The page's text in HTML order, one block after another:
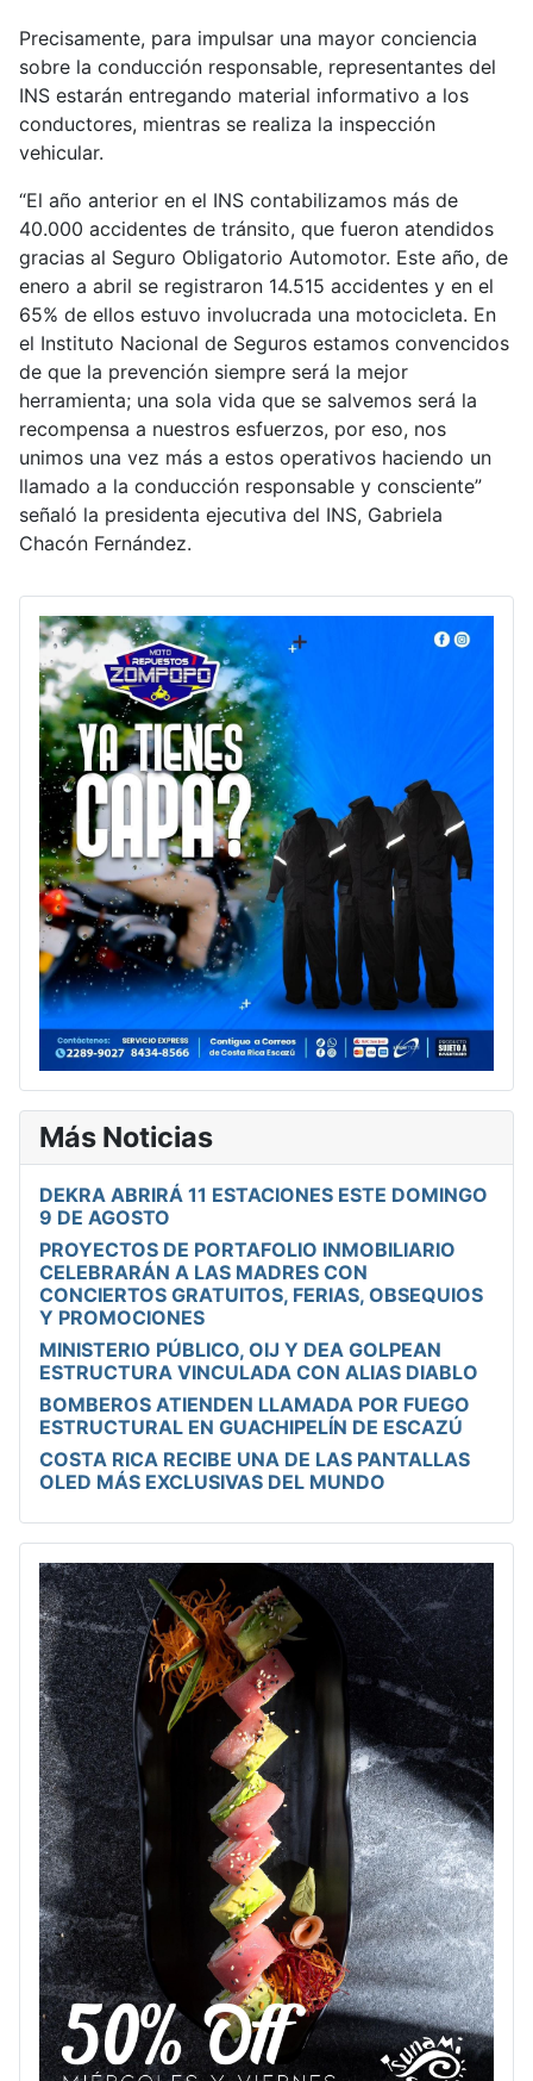
Precisamente, para impulsar una mayor conciencia
sobre la conducción responsable, representantes del
INS estarán entregando material informativo a los
conductores, mientras se realiza la inspección
vehicular.
“El año anterior en el INS contabilizamos más de
40.000 accidentes de tránsito, que fueron atendidos
gracias al Seguro Obligatorio Automotor. Este año, de
enero a abril se registraron 14.515 accidentes y en el
65% de ellos estuvo involucrada una motocicleta. En
el Instituto Nacional de Seguros estamos convencidos
de que la prevención siempre será la mejor
herramienta; una sola vida que se salvemos será la
recompensa a nuestros esfuerzos, por eso, nos
unimos una vez más a estos operativos haciendo un
llamado a la conducción responsable y consciente”
señaló la presidenta ejecutiva del INS, Gabriela
Chacón Fernández.
Más Noticias
DEKRA ABRIRÁ 11 ESTACIONES ESTE DOMINGO
9 DE AGOSTO
PROYECTOS DE PORTAFOLIO INMOBILIARIO
CELEBRARÁN A LAS MADRES CON
CONCIERTOS GRATUITOS, FERIAS, OBSEQUIOS
Y PROMOCIONES
MINISTERIO PÚBLICO, OIJ Y DEA GOLPEAN
ESTRUCTURA VINCULADA CON ALIAS DIABLO
BOMBEROS ATIENDEN LLAMADA POR FUEGO
ESTRUCTURAL EN GUACHIPELÍN DE ESCAZÚ
COSTA RICA RECIBE UNA DE LAS PANTALLAS
OLED MÁS EXCLUSIVAS DEL MUNDO